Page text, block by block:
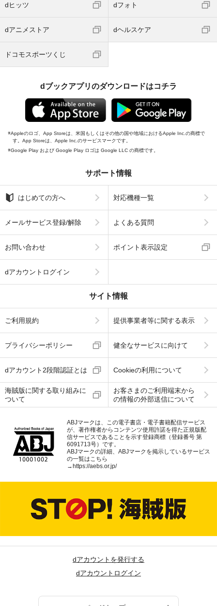
dヒッツ dフォト
dアニメストア dヘルスケア
ドコモスポーツくじ
dブックアプリのダウンロードはコチラ
Appleのロゴ、App Storeは、米国もしくはその他の国や地域におけるApple Inc.の商標で
す。App Storeは、Apple Inc.のサービスマークです。
Google Play および Google Play ロゴは Google LLC の商標です。
サポート情報
はじめての方へ 対応機種一覧
メールサービス登録/解除 よくある質問
お問い合わせ ポイント表示設定
dアカウントログイン
サイト情報
ご利用規約 提供事業者等に関する表示
プライバシーポリシー 健全なサービスに向けて
dアカウント2段階認証とは Cookieの利用について
海賊版に関する取り組みに
ついて
お客さまのご利用端末から
の情報の外部送信について
ABJマークは、この電子書店・電子書籍配信サービス
が、著作権者からコンテンツ使用許諾を得た正規版配
信サービスであることを示す登録商標（登録番号 第
6091713号）です。
ABJマークの詳細、ABJマークを掲示しているサービス
の一覧はこちら
→https://aebs.or.jp/
dアカウントを発行する
dアカウントログイン